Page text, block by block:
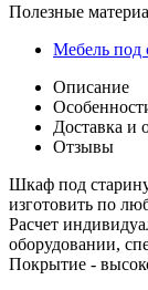
Полезные
Мебель под
Описание
Доставка и
Отзывы
Шкаф под
изготовить по
Расчет
оборудовании,
Покрытие -